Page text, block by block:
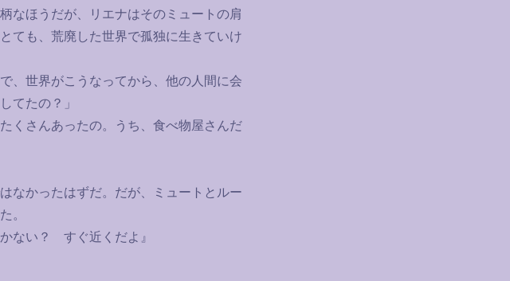
なほうだが、リエナはそのミュートの肩
ても、荒廃した世界で孤独に生きていけ
、世界がこうなってから、他の人間に会
てたの？」
くさんあったの。うち、食べ物屋さんだ
なかったはずだ。だが、ミュートとルー
。
ない？ すぐ近くだよ』